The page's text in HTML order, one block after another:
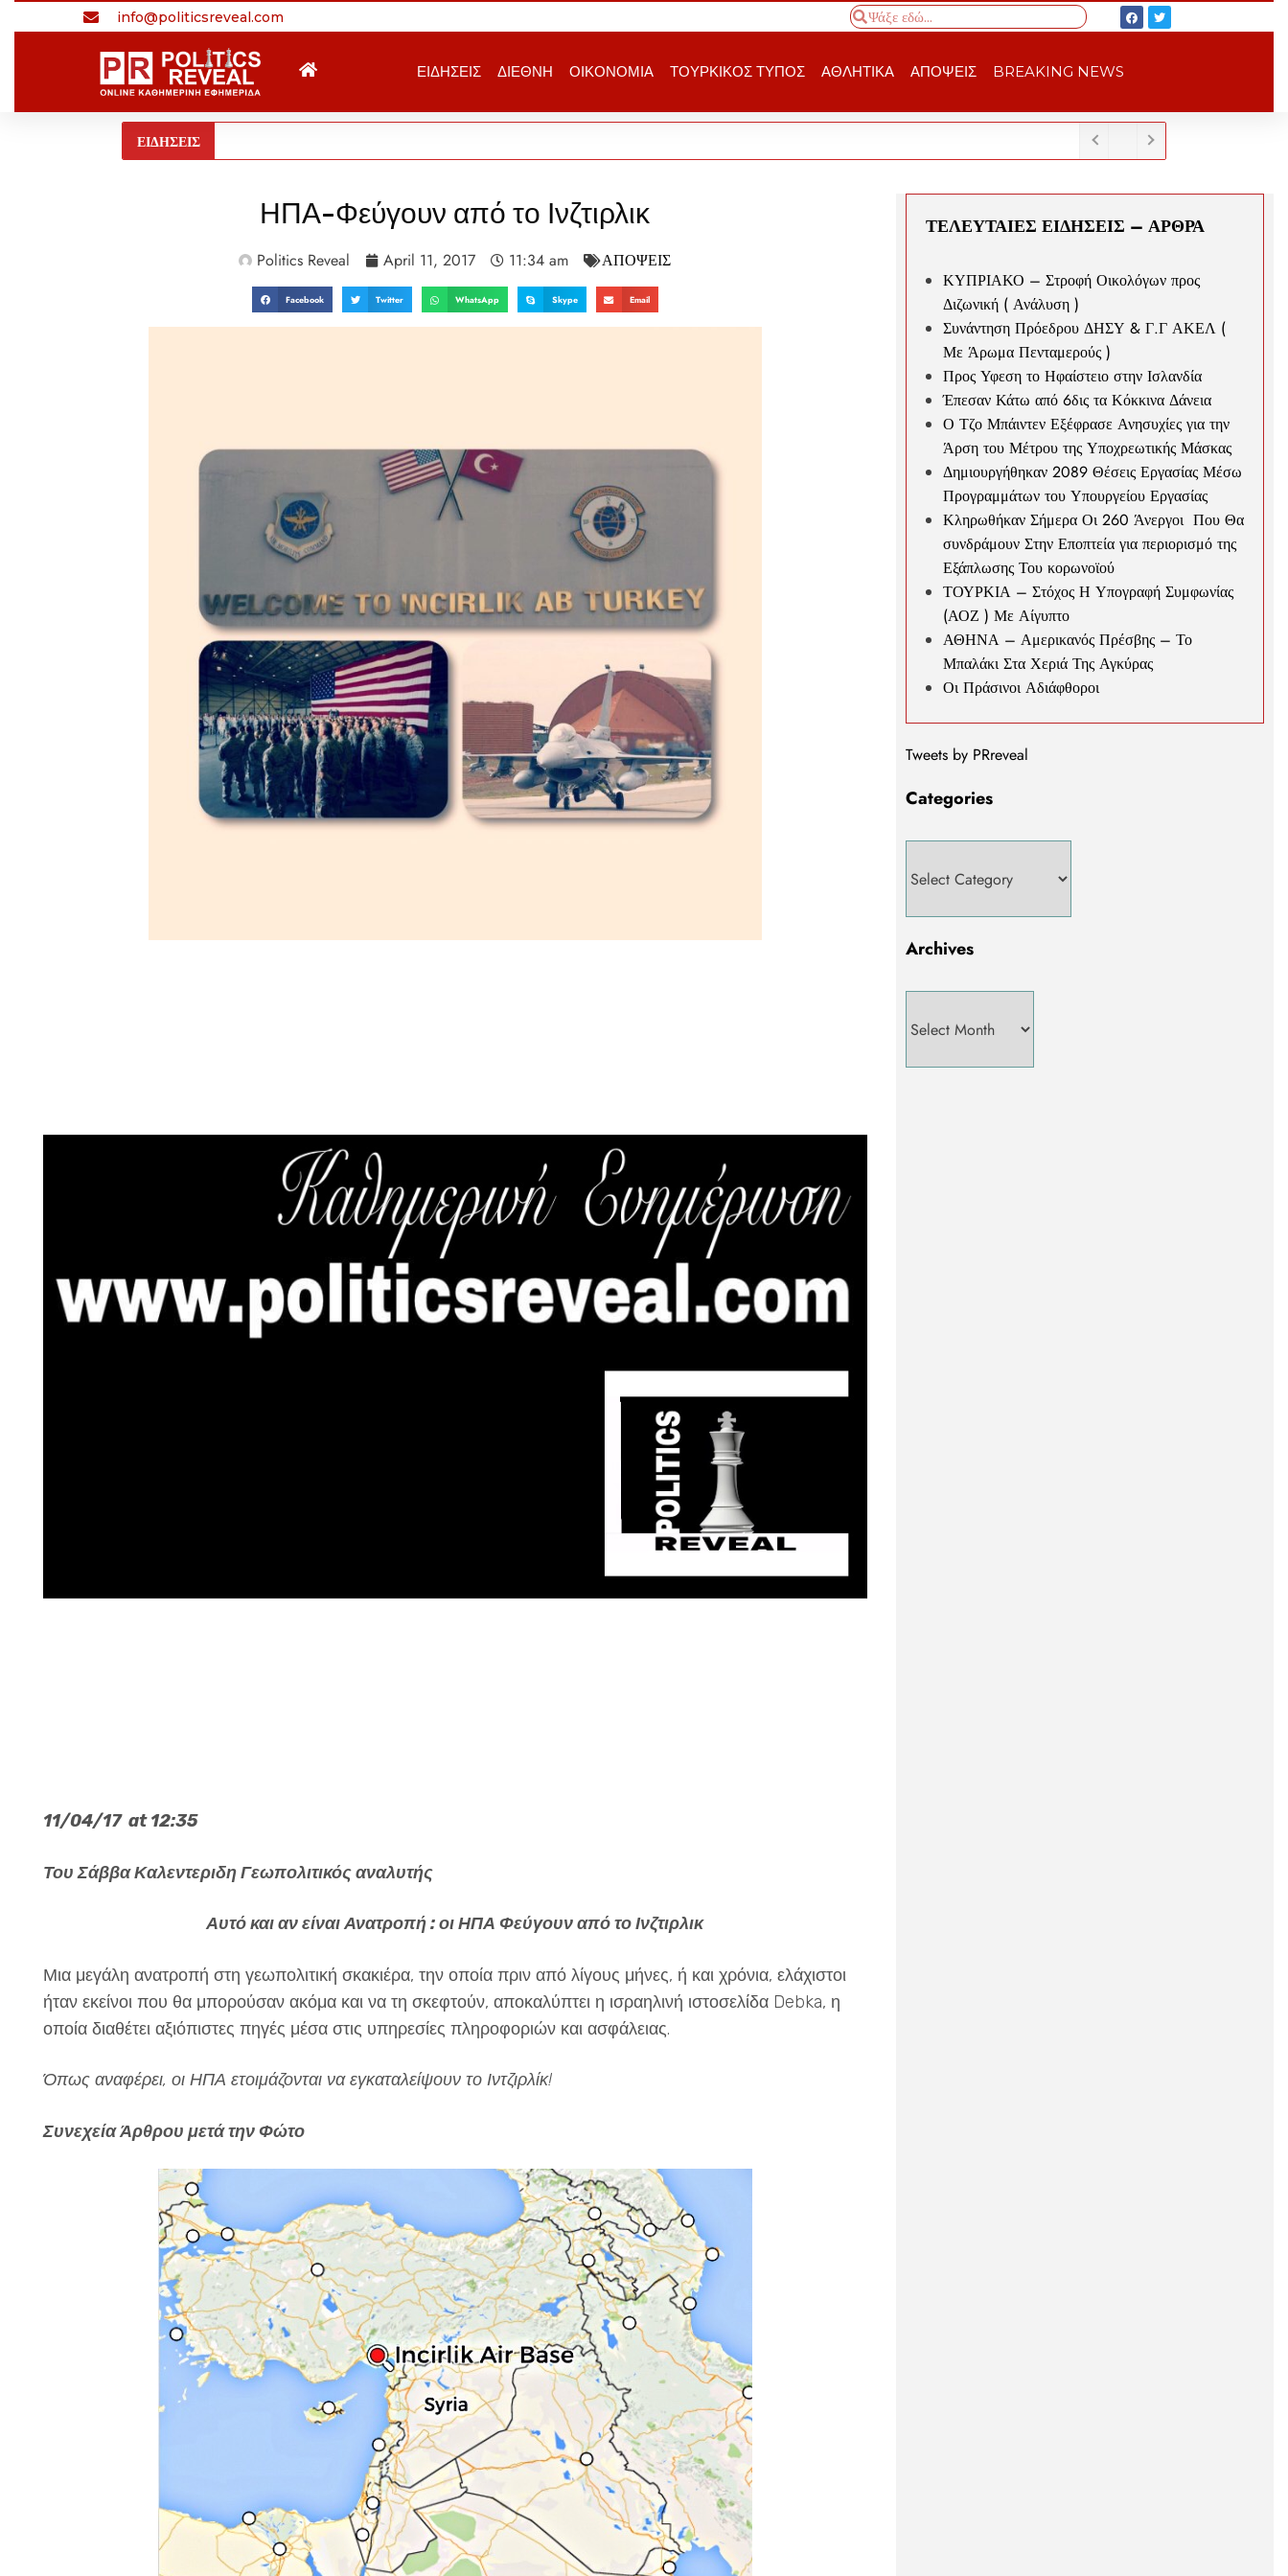
info@politicsreveal.com
ΕΙΔΗΣΕΙΣ ΔΙΕΘΝΗ ΟΙΚΟΝΟΜΙΑ ΤΟΥΡΚΙΚΟΣ ΤΥΠΟΣ ΑΘΛΗΤΙΚΑ ΑΠΟΨΕΙΣ BREAKING NEWS
ΕΙΔΗΣΕΙΣ
ΗΠΑ-Φεύγουν από το Ινζτιρλικ
Politics Reveal April 11, 2017 11:34 am ΑΠΟΨΕΙΣ
Facebook Twitter WhatsApp Skype Email
11/04/17 at12:35
Του Σάββα Καλεντεριδη Γεωπολιτικός αναλυτής
Αυτό και αν είναι Ανατροπή : οι ΗΠΑ Φεύγουν από το Ινζτιρλικ
Μια μεγάλη ανατροπή στη γεωπολιτική σκακιέρα, την οποία πριν από λίγους μήνες, ή και χρόνια, ελάχιστοι
ήταν εκείνοι που θα μπορούσαν ακόμα και να τη σκεφτούν, αποκαλύπτει η ισραηλινή ιστοσελίδα Debka, η
οποία διαθέτει αξιόπιστες πηγές μέσα στις υπηρεσίες πληροφοριών και ασφάλειας.
Όπως αναφέρει, οι ΗΠΑ ετοιμάζονται να εγκαταλείψουν το Ιντζιρλίκ!
Συνεχεία Άρθρου μετά την Φώτο
ΤΕΛΕΥΤΑΙΕΣ ΕΙΔΗΣΕΙΣ – ΑΡΘΡΑ
ΚΥΠΡΙΑΚΟ – Στροφή Οικολόγων προς
Διζωνική ( Ανάλυση )
Συνάντηση Πρόεδρου ΔΗΣΥ & Γ.Γ ΑΚΕΛ (
Με Άρωμα Πενταμερούς )
Προς Υφεση το Ηφαίστειο στην Ισλανδία
Έπεσαν Κάτω από 6δις τα Κόκκινα Δάνεια
Ο Τζο Μπάιντεν Εξέφρασε Ανησυχίες για την
Άρση του Μέτρου της Υποχρεωτικής Μάσκας
Δημιουργήθηκαν 2089 Θέσεις Εργασίας Μέσω
Προγραμμάτων του Υπουργείου Εργασίας
Κληρωθήκαν Σήμερα Οι 260 Άνεργοι Που Θα
συνδράμουν Στην Εποπτεία για περιορισμό της
Εξάπλωσης Του κορωνοϊού
ΤΟΥΡΚΙΑ – Στόχος Η Υπογραφή Συμφωνίας
(ΑΟΖ ) Με Αίγυπτο
ΑΘΗΝΑ – Αμερικανός Πρέσβης – Το
Μπαλάκι Στα Χεριά Της Αγκύρας
Οι Πράσινοι Αδιάφθοροι
Tweets by PRreveal
Categories
Archives